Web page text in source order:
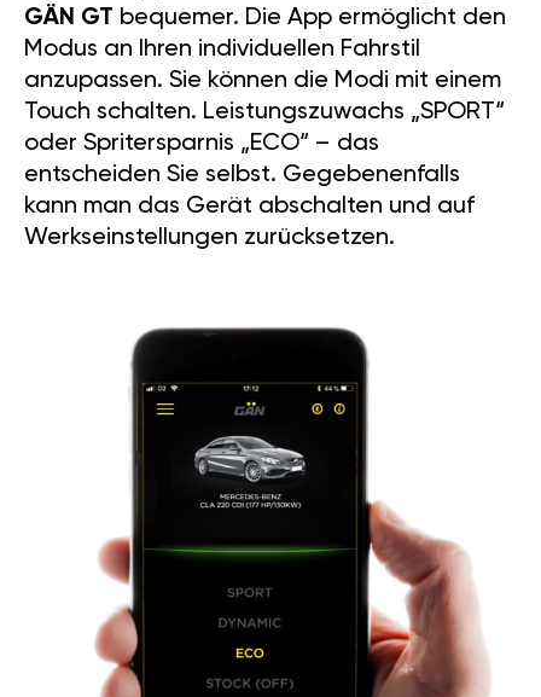
GÄN GT bequemer. Die App ermöglicht den
Modus an Ihren individuellen Fahrstil
anzupassen. Sie können die Modi mit einem
Touch schalten. Leistungszuwachs „SPORT“
oder Spritersparnis „ECO“ – das
entscheiden Sie selbst. Gegebenenfalls
kann man das Gerät abschalten und auf
Werkseinstellungen zurücksetzen.